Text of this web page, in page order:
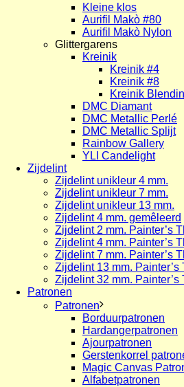
Kleine klos
Aurifil Makò #80
Aurifil Makò Nylon
Glittergarens
Kreinik
Kreinik #4
Kreinik #8
Kreinik
DMC Diamant
DMC Metallic Perlé
DMC Metallic Splijt
Rainbow Gallery
YLI Candelight
Zijdelint
Zijdelint unikleur 4 mm.
Zijdelint unikleur 7 mm.
Zijdelint unikleur 13 mm.
Zijdelint 4 mm. gemêleerd
Zijdelint 2 mm. Painter’s
Zijdelint 4 mm. Painter’s
Zijdelint 7 mm. Painter’s
Zijdelint 13 mm. Painter’s
Zijdelint 32 mm. Painter’s
Patronen
Patronen
Borduurpatronen
Hardangerpatronen
Ajourpatronen
Gerstenkorrel
Magic Canvas
Alfabetpatronen